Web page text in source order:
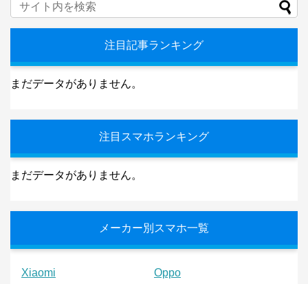
注目記事ランキング
まだデータがありません。
注目スマホランキング
まだデータがありません。
メーカー別スマホ一覧
Xiaomi
Oppo